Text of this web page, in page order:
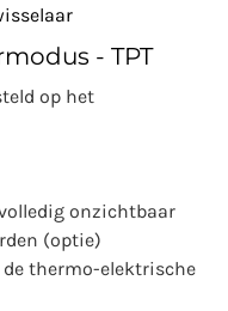
- TPT
op het
onzichtbaar
(optie)
thermo-elektrische